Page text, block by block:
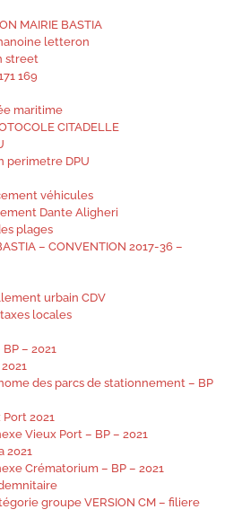
MAIRIE BASTIA
letteron
street
169
maritime
CITADELLE
perimetre DPU
véhicules
Dante Aligheri
plages
– CONVENTION 2017-36 –
urbain CDV
locales
BP – 2021
des parcs de stationnement – BP
Port 2021
Vieux Port – BP – 2021
2021
Crématorium – BP – 2021
groupe VERSION CM – filiere